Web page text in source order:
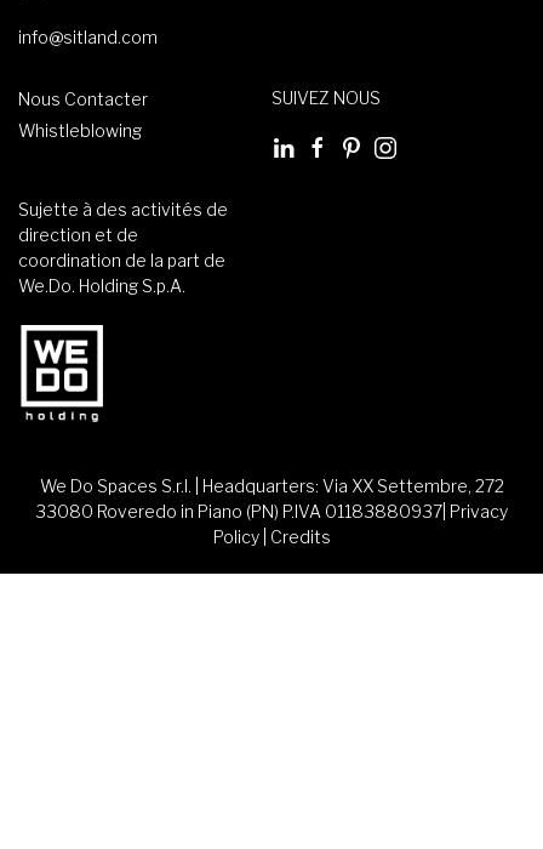
info@sitland.com
Nous Contacter
Whistleblowing
SUIVEZ NOUS
Sujette à des activités de
direction et de
coordination de la part de
We.Do. Holding S.p.A.
We Do Spaces S.r.l. | Headquarters: Via XX Settembre, 272
33080 Roveredo in Piano (PN) P.IVA 01183880937| Privacy
Policy| Credits